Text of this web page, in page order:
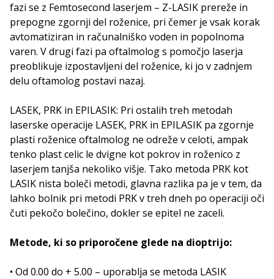
fazi se z Femtosecond laserjem – Z-LASIK prereže in
prepogne zgornji del roženice, pri čemer je vsak korak
avtomatiziran in računalniško voden in popolnoma
varen. V drugi fazi pa oftalmolog s pomočjo laserja
preoblikuje izpostavljeni del roženice, ki jo v zadnjem
delu oftamolog postavi nazaj.
LASEK, PRK in EPILASIK: Pri ostalih treh metodah
laserske operacije LASEK, PRK in EPILASIK pa zgornje
plasti roženice oftalmolog ne odreže v celoti, ampak
tenko plast celic le dvigne kot pokrov in roženico z
laserjem tanjša nekoliko višje. Tako metoda PRK kot
LASIK nista boleči metodi, glavna razlika pa je v tem, da
lahko bolnik pri metodi PRK v treh dneh po operaciji oči
čuti pekočo bolečino, dokler se epitel ne zaceli.
Metode, ki so priporočene glede na dioptrijo:
• Od 0.00 do + 5.00 – uporablja se metoda LASIK